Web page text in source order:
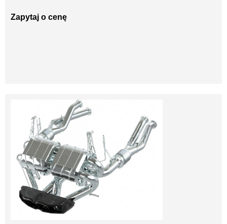
Zapytaj o cenę